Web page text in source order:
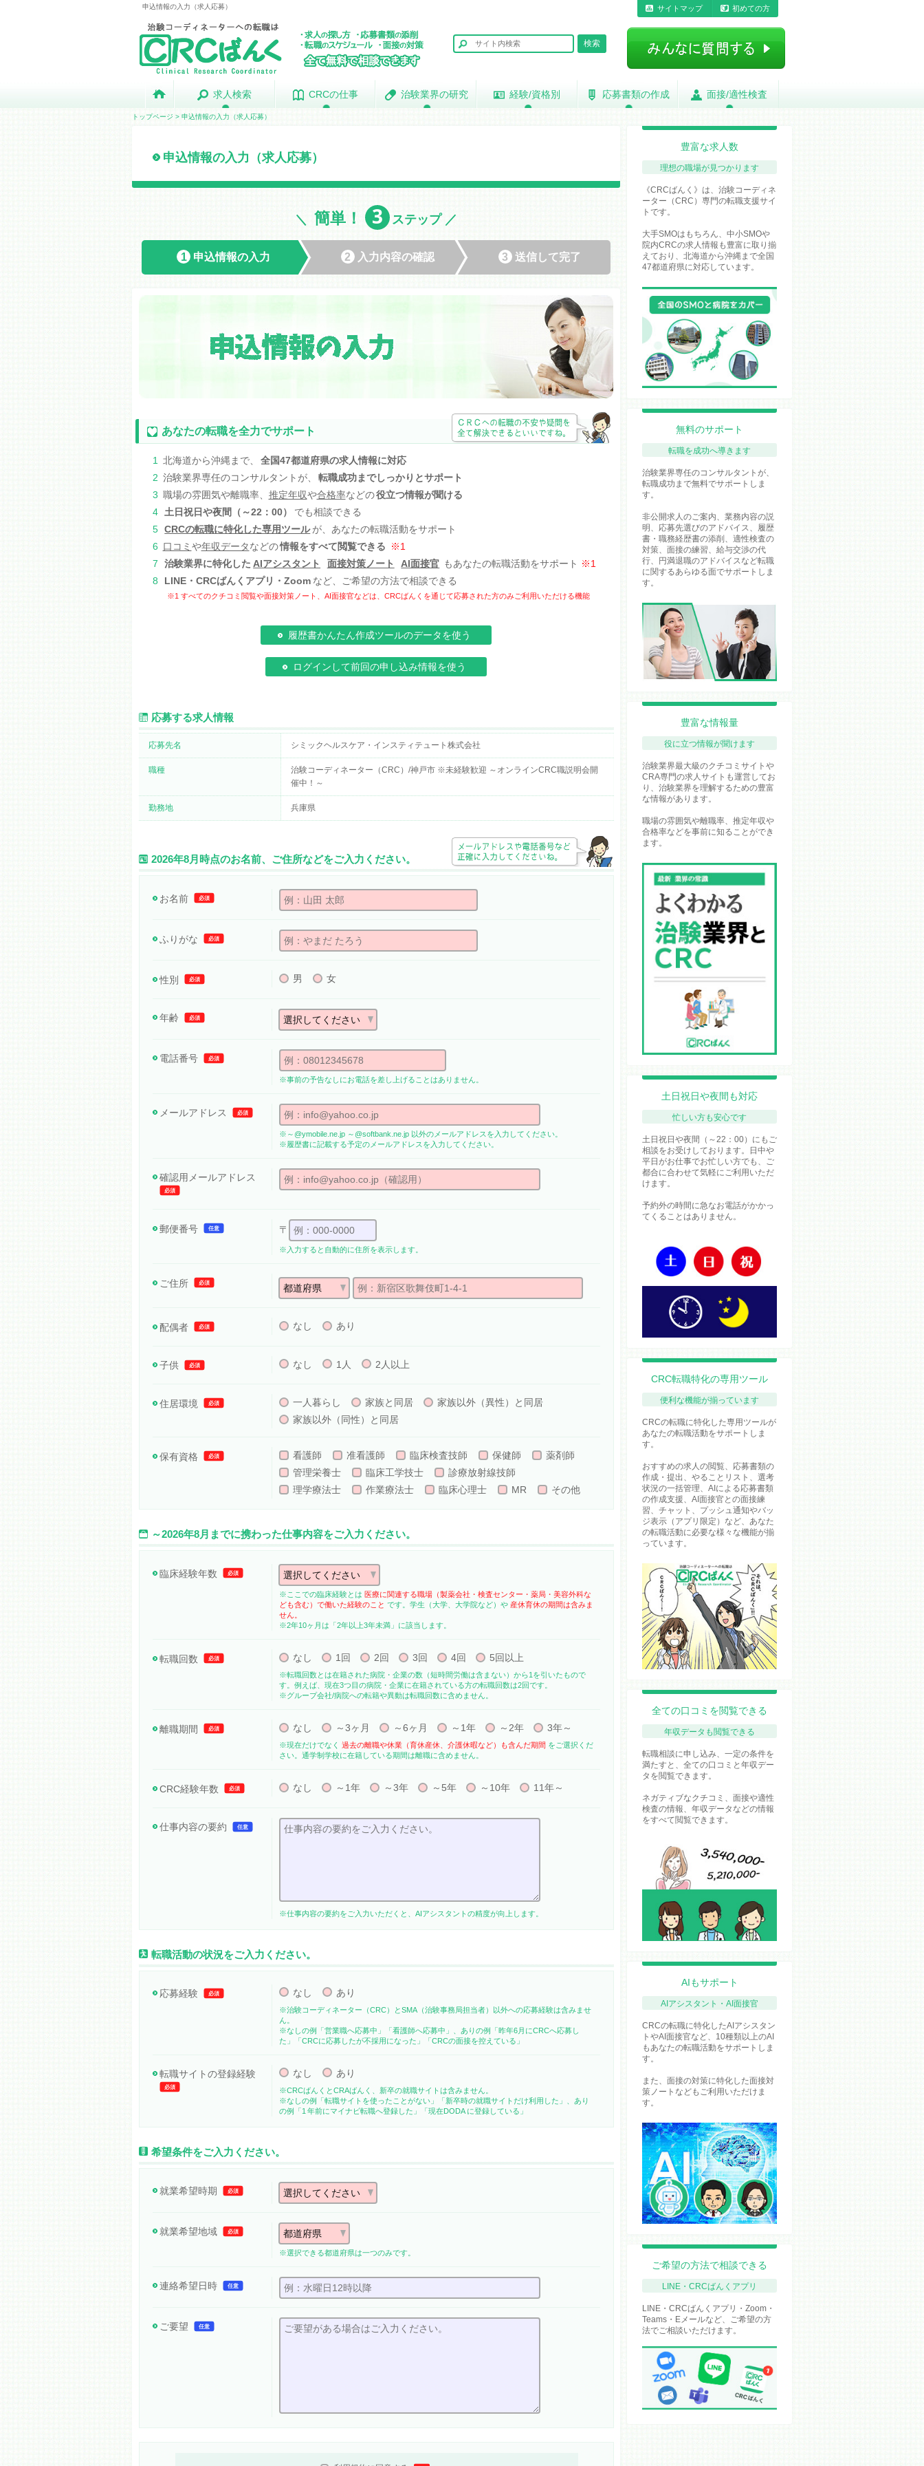
申込情報の入力（求人応募） サイトマップ 初めての方
求人検索
求人検索 CRCの仕事
CRCの仕事 治験業界の研究
治験業界の研究 経験/資格別
経験/資格別 応募書類の作成
応募書類の作成 面接/適性検査
面接/適性検査
トップページ > 申込情報の入力（求人応募）
申込情報の入力（求人応募）
＼簡単！ 3 ステップ ／
1 申込情報の入力 2 入力内容の確認 3 送信して完了
あなたの転職を全力でサポート
1 北海道から沖縄まで、
全国47都道府県の求人情報に対応
2 治験業界専任のコンサルタントが、
転職成功までしっかりとサポート
3 職場の雰囲気や離職率、 推定年収や合格率などの役立つ情報が聞ける
4
土日祝日や夜間（～22：00）
でも相談できる
5
CRCの転職に特化した専用ツール が、あなたの転職活動をサポート
6 口コミ や年収データなどの情報をすべて閲覧できる
※1
7
治験業界に特化した AIアシスタント 面接対策ノート AI面接官 もあなたの転職活動をサポート ※1
8
LINE・CRCばんくアプリ・Zoom など、ご希望の方法で相談できる
※1 すべてのクチコミ閲覧や面接対策ノート、AI面接官などは、 CRCばんくを通じて応募された方のみご利用いただける機能
履歴書かんたん作成ツールのデータを使う
ログインして前回の申し込み情報を使う
応募する求人情報
応募先名 シミックヘルスケア・インスティテュート株式会社
職種
治験コーディネーター（CRC）/神戸市 ※未経験歓迎 ～オンラインCRC職説明会開
催中！～
勤務地 兵庫県
2026年8月時点のお名前、ご住所などをご入力ください。
お名前 必須
ふりがな 必須
性別 必須 男 女
年齢 必須
電話番号 必須
※事前の予告なしにお電話を差し上げることはありません。
メールアドレス 必須
※～@ymobile.ne.jp ～@softbank.ne.jp 以外のメールアドレスを入力してください。
※履歴書に記載する予定のメールアドレスを入力してください。
確認用メールアドレス
必須
郵便番号 任意 〒
※入力すると自動的に住所を表示します。
ご住所 必須
配偶者 必須 なし あり
子供 必須 なし 1人 2人以上
住居環境 必須 一人暮らし 家族と同居
家族以外（異性）と同居
家族以外（同性）と同居
保有資格 必須 看護師 准看護師 臨床検査技師 保健師
薬剤師
管理栄養士
臨床工学技士
診療放射線技師
理学療法士
作業療法士 臨床心理士 MR その他
～2026年8月までに携わった仕事内容をご入力ください。
臨床経験年数 必須
※ここでの臨床経験とは 医療に関連する職場（製薬会社・検査センター・薬局・美容外科な
ども含む）で働いた経験のこと です。学生（大学、大学院など）や 産休育休の期間は含みま
せん。
※2年10ヶ月は「2年以上3年未満」に該当します。
転職回数 必須 なし 1回 2回 3回 4回 5回以上
※転職回数とは在籍された病院・企業の数（短時間労働は含まない）から1を引いたもので
す。例えば、現在3つ目の病院・企業に在籍されている方の転職回数は2回です。
※グループ会社/病院への転籍や異動は転職回数に含めません。
離職期間 必須 なし ～3ヶ月 ～6ヶ月 ～1年 ～2年 3年～
※現在だけでなく 過去の離職や休業（育休産休、介護休暇など）も含んだ期間 をご選択くだ
さい。通学制学校に在籍している期間は離職に含めません。
CRC経験年数 必須 なし ～1年 ～3年 ～5年 ～10年 11年～
仕事内容の要約 任意
※仕事内容の要約をご入力いただくと、AIアシスタントの精度が向上します。
転職活動の状況をご入力ください。
応募経験 必須 なし あり
※治験コーディネーター（CRC）とSMA（治験事務局担当者）以外への応募経験は含みませ
ん。
※なしの例「営業職へ応募中」「看護師へ応募中」、ありの例「昨年6月にCRCへ応募し
た」「CRCに応募したが不採用になった」「CRCの面接を控えている」
転職サイトの登録経験
必須
なし あり
※CRCばんくとCRAばんく、新卒の就職サイトは含みません。
※なしの例「転職サイトを使ったことがない」「新卒時の就職サイトだけ利用した」、あり
の例「1 年前にマイナビ転職へ登録した」「現在DODA に登録している」
希望条件をご入力ください。
就業希望時期 必須
就業希望地域 必須
※選択できる都道府県は一つのみです。
連絡希望日時 任意
ご要望 任意
豊富な求人数
理想の職場が見つかります
《CRCばんく》は、治験コーディネ
ーター（CRC）専門の転職支援サイ
トです。
大手SMOはもちろん、中小SMOや
院内CRCの求人情報も豊富に取り揃
えており、北海道から沖縄まで全国
47都道府県に対応しています。
無料のサポート
転職を成功へ導きます
治験業界専任のコンサルタントが、
転職成功まで無料でサポートしま
す。
非公開求人のご案内、業務内容の説
明、応募先選びのアドバイス、履歴
書・職務経歴書の添削、適性検査の
対策、面接の練習、給与交渉の代
行、円満退職のアドバイスなど転職
に関するあらゆる面でサポートしま
す。
豊富な情報量
役に立つ情報が聞けます
治験業界最大級のクチコミサイトや
CRA専門の求人サイトも運営してお
り、治験業界を理解するための豊富
な情報があります。
職場の雰囲気や離職率、推定年収や
合格率などを事前に知ることができ
ます。
土日祝日や夜間も対応
忙しい方も安心です
土日祝日や夜間（～22：00）にもご
相談をお受けしております。日中や
平日がお仕事でお忙しい方でも、ご
都合に合わせて気軽にご利用いただ
けます。
予約外の時間に急なお電話がかかっ
てくることはありません。
CRC転職特化の専用ツール
便利な機能が揃っています
CRCの転職に特化した専用ツールが
あなたの転職活動をサポートしま
す。
おすすめの求人の閲覧、応募書類の
作成・提出、やることリスト、選考
状況の一括管理、AIによる応募書類
の作成支援、AI面接官との面接練
習、チャット、プッシュ通知やバッ
ジ表示（アプリ限定）など、あなた
の転職活動に必要な様々な機能が揃
っています。
全ての口コミを閲覧できる
年収データも閲覧できる
転職相談に申し込み、一定の条件を
満たすと、全ての口コミと年収デー
タを閲覧できます。
ネガティブなクチコミ、面接や適性
検査の情報、年収データなどの情報
をすべて閲覧できます。
AIもサポート
AIアシスタント・AI面接官
CRCの転職に特化したAIアシスタン
トやAI面接官など、10種類以上のAI
もあなたの転職活動をサポートしま
す。
また、面接の対策に特化した面接対
策ノートなどもご利用いただけま
す。
ご希望の方法で相談できる
LINE・CRCばんくアプリ
LINE・CRCばんくアプリ・Zoom・
Teams・Eメールなど、ご希望の方
法でご相談いただけます。